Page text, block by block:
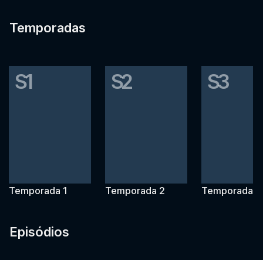
Temporadas
S1
Temporada 1
S2
Temporada 2
S3
Temporada 3
Episódios